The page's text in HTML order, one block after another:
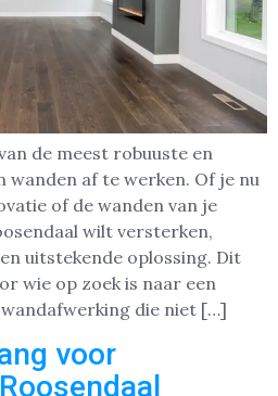
de meest robuuste en
wanden af te werken. Of je nu
of de wanden van je
wilt versterken,
uitstekende oplossing. Dit
wie op zoek is naar een
die niet […]
voor